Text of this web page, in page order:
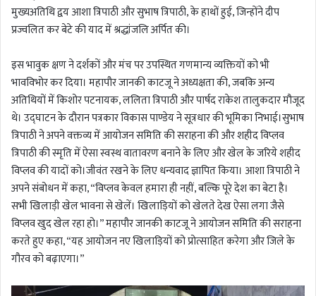
मुख्यअतिथि द्वय आशा त्रिपाठी और सुभाष त्रिपाठी, के हाथों हुई, जिन्होंने दीप
प्रज्वलित कर बेटे की याद में श्रद्धांजलि अर्पित की।
इस भावुक क्षण ने दर्शकों और मंच पर उपस्थित गणमान्य व्यक्तियों को भी
भावविभोर कर दिया। महापौर जानकी काटजू ने अध्यक्षता की, जबकि अन्य
अतिथियों में किशोर पटनायक, ललिता त्रिपाठी और पार्षद राकेश तालुकदार मौजूद
थे। उद्घाटन के दौरान पत्रकार विकास पाण्डेय ने सूत्रधार की भूमिका निभाई।सुभाष
त्रिपाठी ने अपने वक्तव्य में आयोजन समिति की सराहना की और शहीद विप्लव
त्रिपाठी की स्मृति में ऐसा स्वस्थ वातावरण बनाने के लिए और खेल के जरिये शहीद
विप्लव की यादों को।जीवंत रखने के लिए धन्यवाद ज्ञापित किया। आशा त्रिपाठी ने
अपने संबोधन में कहा, “विप्लव केवल हमारा ही नहीं, बल्कि पूरे देश का बेटा है।
सभी खिलाड़ी खेल भावना से खेलें। खिलाड़ियों को खेलते देख ऐसा लगा जैसे
विप्लव खुद खेल रहा हो।” महापौर जानकी काटजू ने आयोजन समिति की सराहना
करते हुए कहा, “यह आयोजन नए खिलाड़ियों को प्रोत्साहित करेगा और जिले के
गौरव को बढ़ाएगा।”